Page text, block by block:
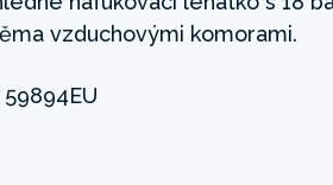
vzduchovými komorami.
59894EU